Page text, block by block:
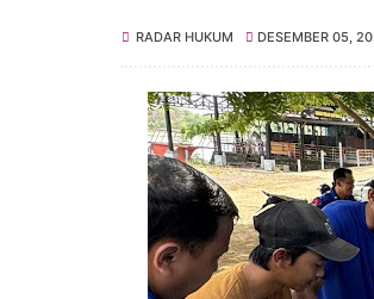
RADAR HUKUM DESEMBER 05,